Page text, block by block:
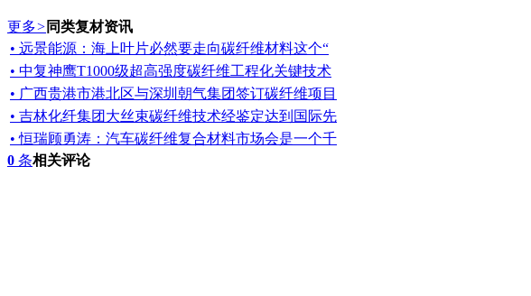
更多> 同类复材资讯
• 远景能源：海上叶片必然要走向碳纤维材料这个“
• 中复神鹰T1000级超高强度碳纤维工程化关键技术
• 广西贵港市港北区与深圳朝气集团签订碳纤维项目
• 吉林化纤集团大丝束碳纤维技术经鉴定达到国际先
• 恒瑞顾勇涛：汽车碳纤维复合材料市场会是一个千
0 条相关评论